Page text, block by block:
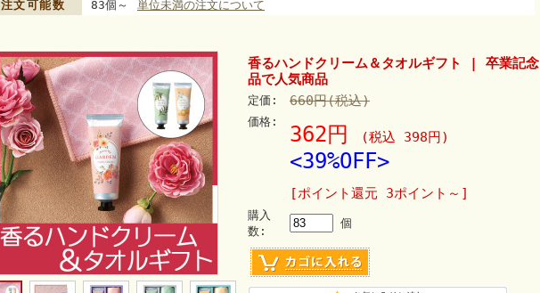
注文可能数
83個～ 単位未満の注文について
香るハンドクリーム＆タオルギフト | 卒業記念
品で人気商品
定価: 660円(税込)
価格:
362円 (税込 398円)
<39%OFF>
[ポイント還元 3ポイント～]
購入
数:
個